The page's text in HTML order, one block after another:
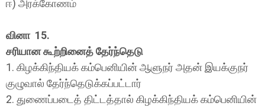
ஈ) அரக்கோணம்
வினா 15.
சரியான கூற்றினைத் தேர்ந்தெடு
1. கிழக்கிந்தியக் கம்பெனியின் ஆளுநர் அதன் இயக்குநர்
குழுவால் தேர்ந்தெடுக்கப்பட்டார்
2. துணைப்படைத் திட்டத்தால் கிழக்கிந்தியக் கம்பெனியின்